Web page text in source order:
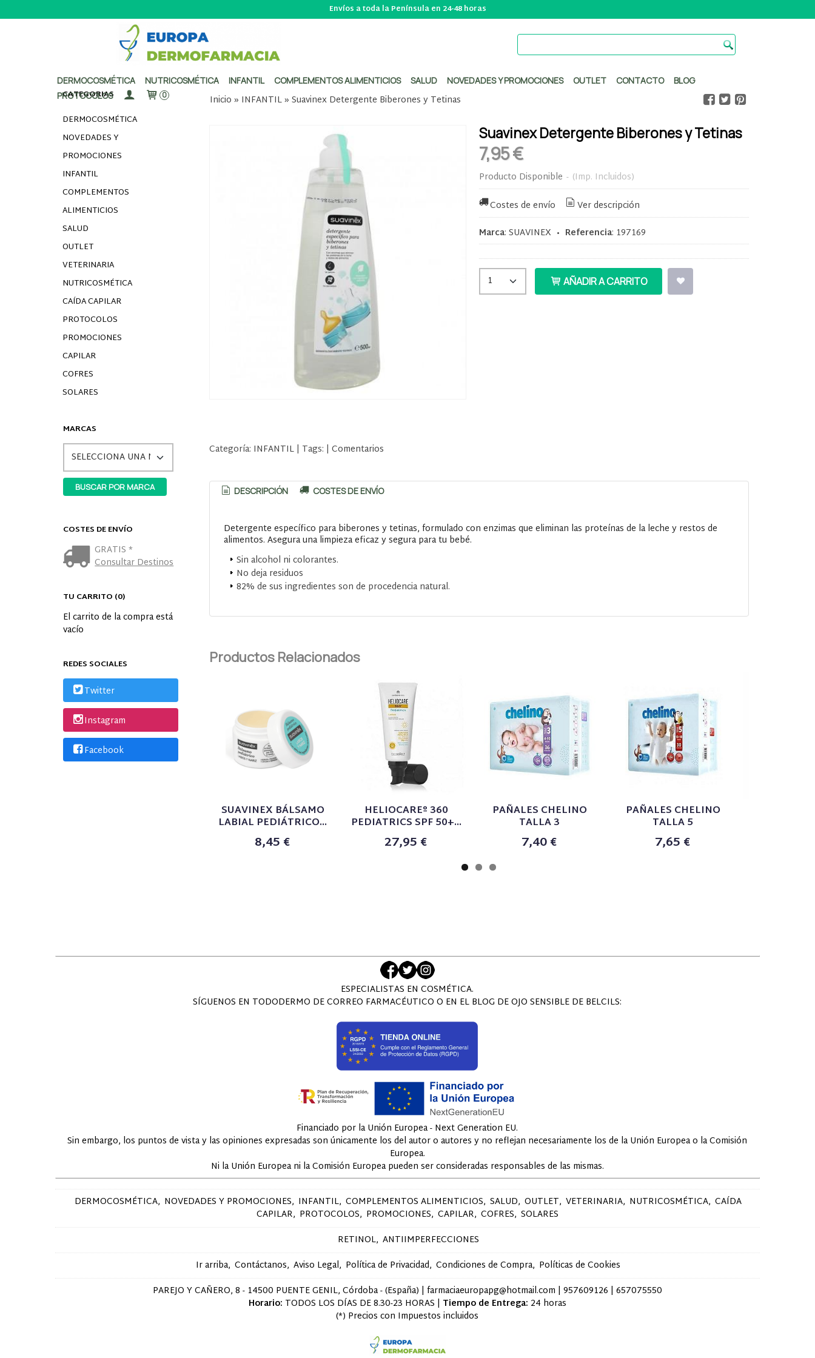
Envíos a toda la Península en 24-48 horas
DERMOCOSMÉTICA NUTRICOSMÉTICA INFANTIL COMPLEMENTOS ALIMENTICIOS SALUD NOVEDADES Y PROMOCIONES OUTLET CONTACTO
BLOG
PROTOCOLOS
0
CATEGORÍAS
DERMOCOSMÉTICA
NOVEDADES Y
PROMOCIONES
INFANTIL
COMPLEMENTOS
ALIMENTICIOS
SALUD
OUTLET
VETERINARIA
NUTRICOSMÉTICA
CAÍDA CAPILAR
PROTOCOLOS
PROMOCIONES
CAPILAR
COFRES
SOLARES
MARCAS
COSTES DE ENVÍO
GRATIS *
Consultar Destinos
TU CARRITO (0)
El carrito de la compra está
vacío
REDES SOCIALES
Twitter
Instagram
Facebook
Inicio » INFANTIL» Suavinex Detergente Biberones y Tetinas
Suavinex Detergente Biberones y Tetinas
7,95 €
Producto Disponible - (Imp. Incluidos)
Costes de envío
Ver descripción
Marca: SUAVINEX • Referencia: 197169
AÑADIR A CARRITO
Categoría: INFANTIL| Tags: | Comentarios
DESCRIPCIÓN COSTES DE ENVÍO
Detergente específico para biberones y tetinas, formulado con enzimas que eliminan las proteínas de la leche y restos de
alimentos. Asegura una limpieza eficaz y segura para tu bebé.
Sin alcohol ni colorantes.
No deja residuos
82% de sus ingredientes son de procedencia natural.
Productos Relacionados
SUAVINEX BÁLSAMO
LABIAL PEDIÁTRICO...
8,45 €
HELIOCAREº 360
PEDIATRICS SPF 50+...
27,95 €
PAÑALES CHELINO
TALLA 3
7,40 €
PAÑALES CHELINO
TALLA 5
7,65 €
ESPECIALISTAS EN COSMÉTICA.
SÍGUENOS EN TODODERMO DE CORREO FARMACÉUTICO O EN EL BLOG DE OJO SENSIBLE DE BELCILS:
Financiado por la Unión Europea - Next Generation EU.
Sin embargo, los puntos de vista y las opiniones expresadas son únicamente los del autor o autores y no reflejan necesariamente los de la Unión Europea o la Comisión
Europea.
Ni la Unión Europea ni la Comisión Europea pueden ser consideradas responsables de las mismas.
DERMOCOSMÉTICA NOVEDADES Y PROMOCIONES INFANTIL COMPLEMENTOS ALIMENTICIOS SALUD OUTLET VETERINARIA NUTRICOSMÉTICA CAÍDA
CAPILAR PROTOCOLOS PROMOCIONES CAPILAR COFRES SOLARES
RETINOL ANTIIMPERFECCIONES
Ir arriba Contáctanos Aviso Legal Política de Privacidad Condiciones de Compra Políticas de Cookies
PAREJO Y CAÑERO, 8 - 14500 PUENTE GENIL, Córdoba - (España) | farmaciaeuropapg@hotmail.com | 957609126 | 657075550
Horario: TODOS LOS DÍAS DE 8.30-23 HORAS | Tiempo de Entrega: 24 horas
(*) Precios con Impuestos incluidos